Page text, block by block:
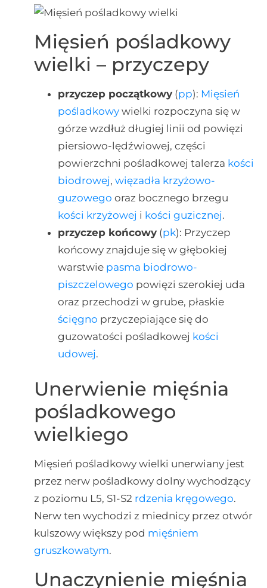
Mięsień pośladkowy
wielki – przyczepy
przyczep początkowy(pp): Mięsień
pośladkowywielki rozpoczyna się w
górze wzdłuż długiej linii od powięzi
piersiowo-lędźwiowej, części
powierzchni pośladkowej talerza kości
biodrowej, więzadła krzyżowo-
guzowego oraz bocznego brzegu
kości krzyżowej i kości guzicznej.
przyczep końcowy(pk): Przyczep
końcowy znajduje się w głębokiej
warstwie pasma biodrowo-
piszczelowego powięzi szerokiej uda
oraz przechodzi w grube, płaskie
ścięgno przyczepiające się do
guzowatości pośladkowej kości
udowej.
Unerwienie mięśnia
pośladkowego
wielkiego
Mięsień pośladkowy wielki unerwiany jest
przez nerw pośladkowy dolny wychodzący
z poziomu L5, S1-S2 rdzenia kręgowego.
Nerw ten wychodzi z miednicy przez otwór
kulszowy większy pod mięśniem
gruszkowatym.
Unaczynienie mięśnia